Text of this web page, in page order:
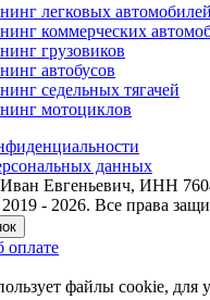
легковых автомобилей
коммерческих
грузовиков
автобусов
седельных тягачей
мотоциклов
данных
Евгеньевич, ИНН
- 2026. Все права
оплате
файлы cookie, для